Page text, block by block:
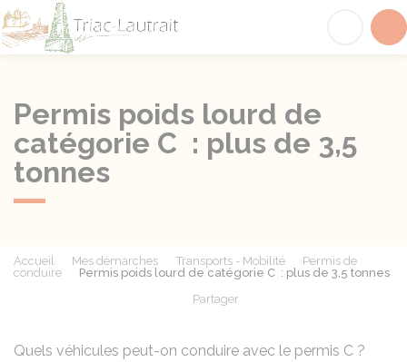
Permis poids lourd de
catégorie C : plus de 3,5
tonnes
Accueil Mes démarches Transports - Mobilité
Permis de
conduire
Permis poids lourd de catégorie C : plus de 3,5 tonnes
Partager
Quels véhicules peut-on conduire avec le permis C ?